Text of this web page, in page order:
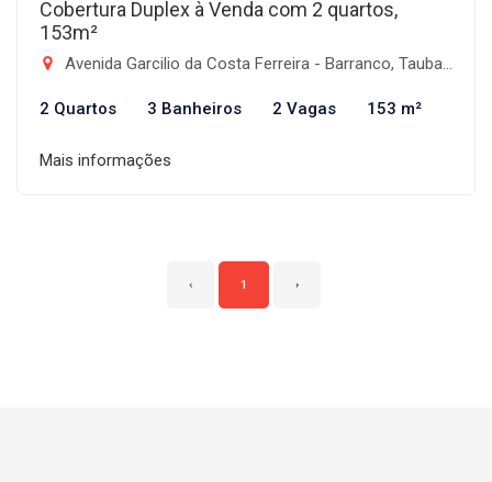
Cobertura Duplex à Venda com 2 quartos,
153m²
Avenida Garcilio da Costa Ferreira - Barranco, Taubaté-SP
2 Quartos 3 Banheiros 2 Vagas 153 m²
Mais informações
‹ 1 ›